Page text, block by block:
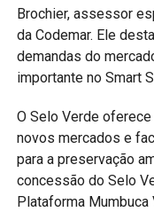
Brochier, assessor
da Codemar. Ele
demandas do
importante no Smart
O Selo Verde
novos mercados e
para a preservação
concessão do Selo
Plataforma Mumbuca